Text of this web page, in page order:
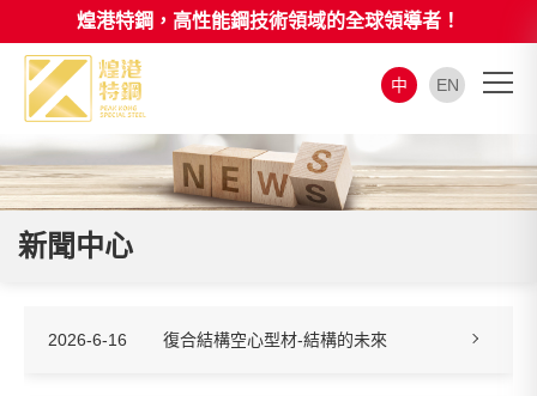
煌港特鋼，高性能鋼技術領域的全球領導者！
中 EN
新聞中心
2026-6-16 復合結構空心型材-結構的未來